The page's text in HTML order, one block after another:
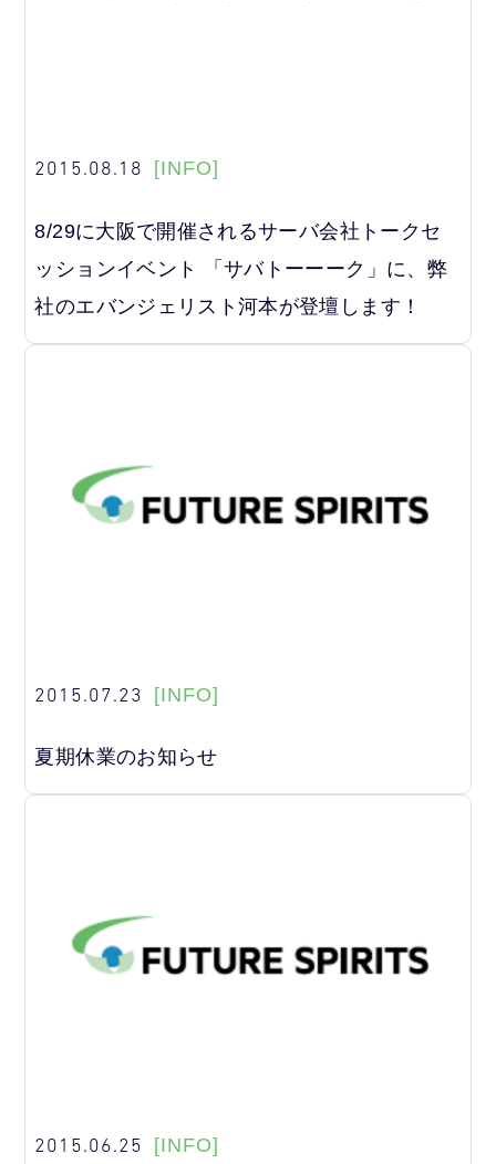
2015.08.18 [INFO]
8/29に大阪で開催されるサーバ会社トークセ
ッションイベント 「サバトーーーク」に、弊
社のエバンジェリスト河本が登壇します！
2015.07.23 [INFO]
夏期休業のお知らせ
2015.06.25 [INFO]